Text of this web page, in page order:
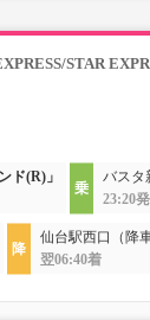
STAR
ド(R)」
バスタ
23:20発
仙台駅西口（降車
翌06:40着